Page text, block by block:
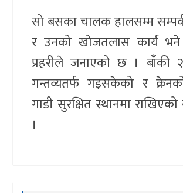
सो बसका चालक हालसम्म
र उनको खोजतलास कार्य भने
प्रहरीले जनाएको छ । बाँकी
गन्तव्यतर्फ गइसकेको र
गाडी सुरक्षित स्थानमा
।